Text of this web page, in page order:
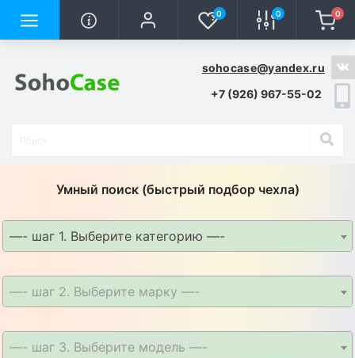
0 0 0
sohocase@yandex.ru
+7 (926) 967-55-02
Умный поиск (быстрый подбор чехла)
—- шаг 1. Выберите категорию —-
—- шаг 2. Выберите марку —-
—- шаг 3. Выберите модель —-